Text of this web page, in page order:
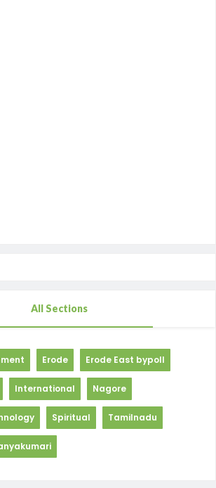
All Sections
Erode Erode East bypoll
International Nagore
Spiritual Tamilnadu